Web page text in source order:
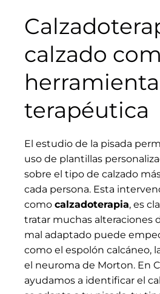
calzado
herramienta
terapéutica
El estudio de la pisada
uso de plantillas
sobre el tipo de calzado
cada persona. Esta
como calzadoterapia, es
tratar muchas alteraciones
mal adaptado puede
como el espolón calcáneo,
el neuroma de Morton. En
ayudamos a identificar el